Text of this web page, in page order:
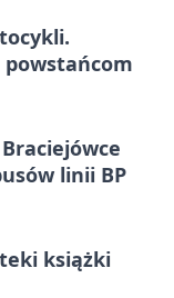
powstańcom
linii BP
książki